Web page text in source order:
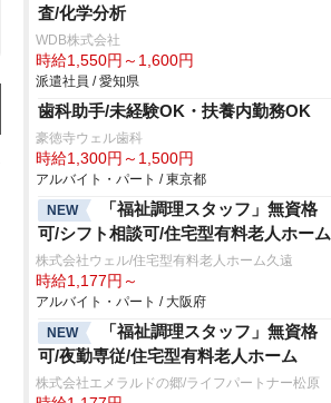
査/化学分析
WDB株式会社
時給1,550円～1,600円
派遣社員 / 愛知県
歯科助手/未経験OK・扶養内勤務OK
豪徳寺ウェル歯科
時給1,300円～1,500円
アルバイト・パート / 東京都
NEW
「福祉調理スタッフ」無資格
可/シフト相談可/住宅型有料老人ホーム
株式会社ウェル/住宅型有料老人ホーム久遠
時給1,177円～
アルバイト・パート / 大阪府
NEW
「福祉調理スタッフ」無資格
可/夜勤専従/住宅型有料老人ホーム
株式会社エメラルドの郷/ライフパートナー松原